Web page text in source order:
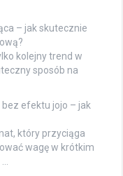
– jak skutecznie
kolejny trend w
sposób na
efektu jojo – jak
który przyciąga
wagę w krótkim
…